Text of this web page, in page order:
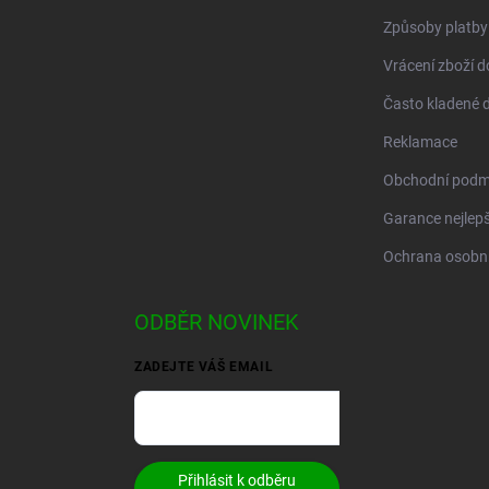
Způsoby platby
Vrácení zboží
Často kladené
Reklamace
Obchodní
Garance
Ochrana
ODBĚR NOVINEK
ZADEJTE VÁŠ EMAIL
Přihlásit k odběru